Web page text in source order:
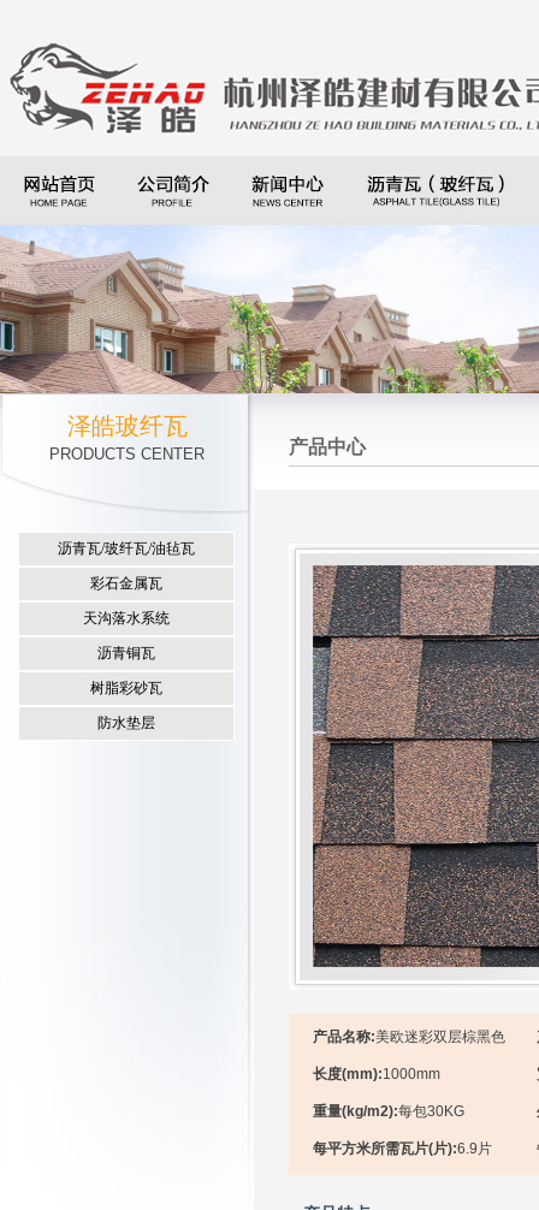
泽皓玻纤瓦
PRODUCTS CENTER
沥青瓦/玻纤瓦/油毡瓦
彩石金属瓦
天沟落水系统
沥青铜瓦
树脂彩砂瓦
防水垫层
产品中心
产品名称:美欧迷彩双层棕黑色
长度(mm):1000mm
重量(kg/m2):每包30KG
每平方米所需瓦片(片):6.9片